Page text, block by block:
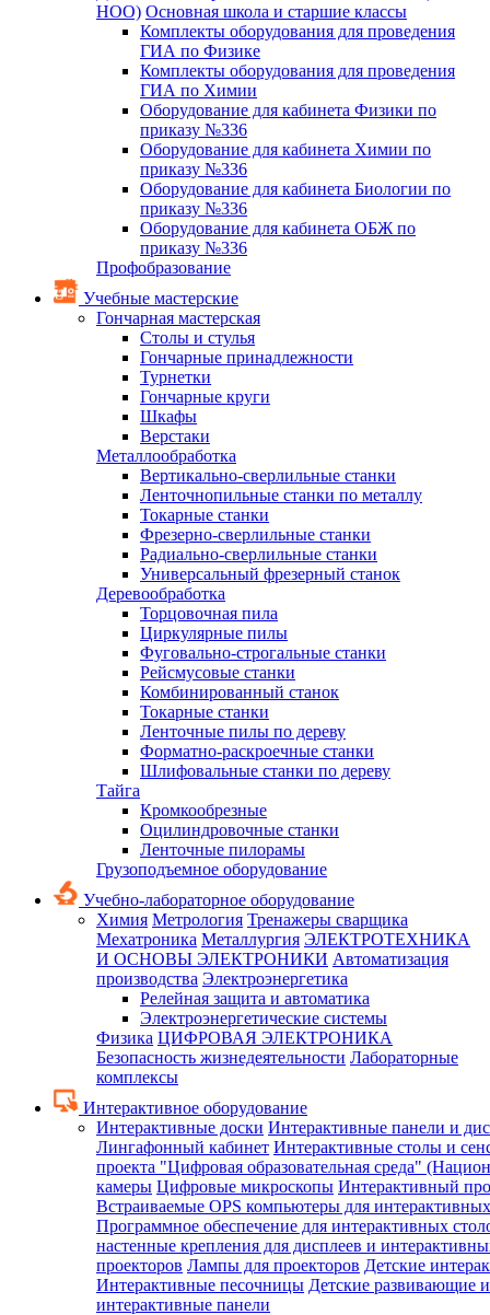
НОО) Основная школа и старшие классы
Комплекты оборудования для проведения
ГИА по Физике
Комплекты оборудования для проведения
ГИА по Химии
Оборудование для кабинета Физики по
приказу №336
Оборудование для кабинета Химии по
приказу №336
Оборудование для кабинета Биологии по
приказу №336
Оборудование для кабинета ОБЖ по
приказу №336
Профобразование
Учебные мастерские
Гончарная мастерская
Столы и стулья
Гончарные принадлежности
Турнетки
Гончарные круги
Шкафы
Верстаки
Металлообработка
Вертикально-сверлильные станки
Ленточнопильные станки по металлу
Токарные станки
Фрезерно-сверлильные станки
Радиально-сверлильные станки
Универсальный фрезерный станок
Деревообработка
Торцовочная пила
Циркулярные пилы
Фуговально-строгальные станки
Рейсмусовые станки
Комбинированный станок
Токарные станки
Ленточные пилы по дереву
Форматно-раскроечные станки
Шлифовальные станки по дереву
Тайга
Кромкообрезные
Оцилиндровочные станки
Ленточные пилорамы
Грузоподъемное оборудование
Учебно-лабораторное оборудование
Химия Метрология Тренажеры сварщика
Мехатроника Металлургия ЭЛЕКТРОТЕХНИКА
И ОСНОВЫ ЭЛЕКТРОНИКИ Автоматизация
производства Электроэнергетика
Релейная защита и автоматика
Электроэнергетические системы
Физика ЦИФРОВАЯ ЭЛЕКТРОНИКА
Безопасность жизнедеятельности Лабораторные
комплексы
Интерактивное оборудование
Интерактивные доски Интерактивные панели и
Лингафонный кабинет Интерактивные столы и
проекта "Цифровая образовательная среда"
камеры Цифровые микроскопы Интерактивный
Встраиваемые OPS компьютеры для
Программное обеспечение для интерактивных
настенные крепления для дисплеев и
проекторов Лампы для проекторов Детские
Интерактивные песочницы Детские развивающие
интерактивные панели